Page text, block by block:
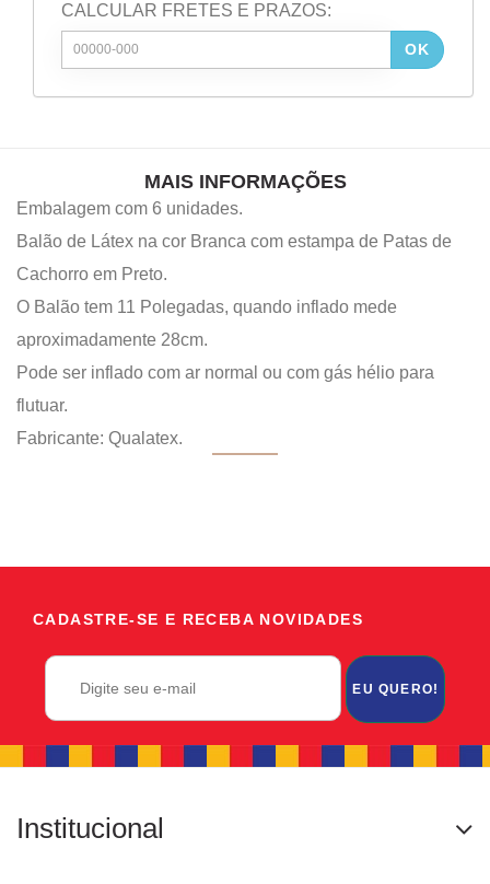
CALCULAR FRETES E PRAZOS:
OK
MAIS INFORMAÇÕES
Embalagem com 6 unidades.
Balão de Látex na cor Branca com estampa de Patas de
Cachorro em Preto.
O Balão tem 11 Polegadas, quando inflado mede
aproximadamente 28cm.
Pode ser inflado com ar normal ou com gás hélio para
flutuar.
Fabricante: Qualatex.
CADASTRE-SE E RECEBA NOVIDADES
EU QUERO!
Institucional